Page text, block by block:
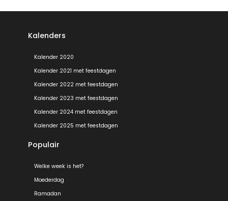
Kalenders
Kalender 2020
Kalender 2021 met feestdagen
Kalender 2022 met feestdagen
Kalender 2023 met feestdagen
Kalender 2024 met feestdagen
Kalender 2025 met feestdagen
Populair
Welke week is het?
Moederdag
Ramadan